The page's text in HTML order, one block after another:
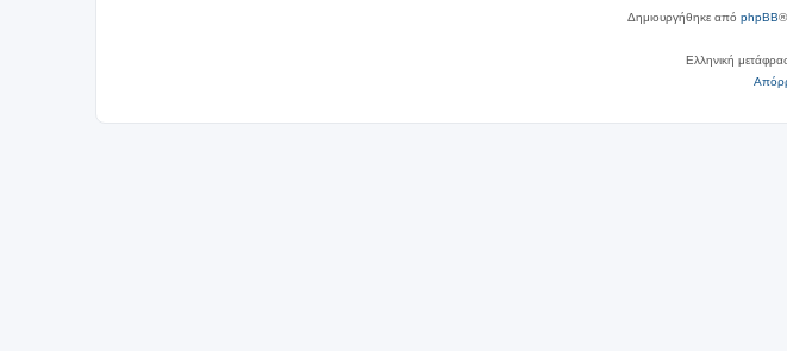
Δημιουργήθηκε από phpBB
Ελληνική